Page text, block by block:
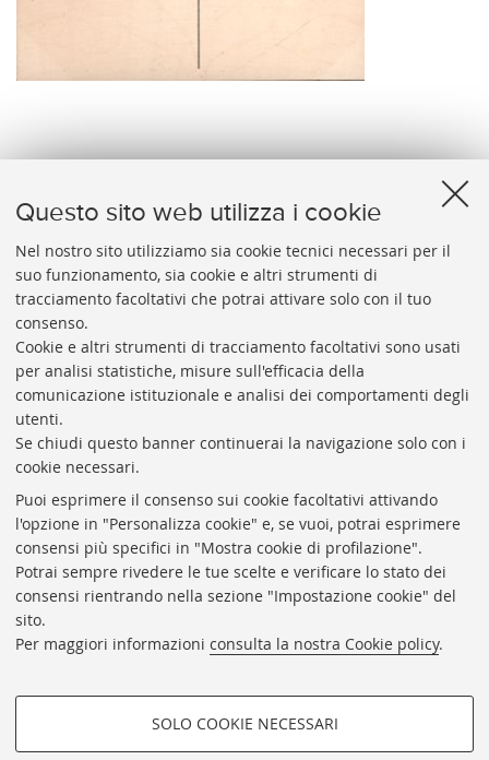
Questo sito web utilizza i cookie
Nel nostro sito utilizziamo sia cookie tecnici necessari per il
suo funzionamento, sia cookie e altri strumenti di
tracciamento facoltativi che potrai attivare solo con il tuo
consenso.
Cookie e altri strumenti di tracciamento facoltativi sono usati
per analisi statistiche, misure sull'efficacia della
comunicazione istituzionale e analisi dei comportamenti degli
utenti.
Se chiudi questo banner continuerai la navigazione solo con i
cookie necessari.
Puoi esprimere il consenso sui cookie facoltativi attivando
l'opzione in "Personalizza cookie" e, se vuoi, potrai esprimere
consensi più specifici in "Mostra cookie di profilazione".
Potrai sempre rivedere le tue scelte e verificare lo stato dei
consensi rientrando nella sezione "Impostazione cookie" del
sito.
Per maggiori informazioni consulta la nostra Cookie policy.
COOKIE DI PROFILAZIONE -
SOLO COOKIE NECESSARI
UNIVERSITARIA
Presidente: prof. Francesco Citti
Coordinatrice gestionale: Maria Pia Torricelli
Responsabile Amministrativo: Luigia Di Pumpo
Via Zamboni, 33/35 - 40126 Bologna (BO)
Tel. +39 051 2088306 - Fax +39 051 2088385
bub.info@unibo.it
bub.biblioteca@pec.unibo.it
Dove siamo
Orario dei servizi
Helpdesk
Rubrica di Ateneo
Privacy e note legali